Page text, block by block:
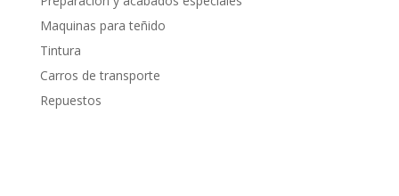
Maquinas para teñido
Tintura
Carros de transporte
Repuestos